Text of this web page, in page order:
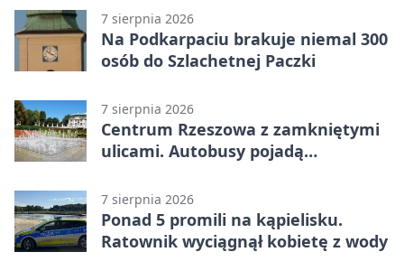
7 sierpnia 2026
Na Podkarpaciu brakuje niemal 300
osób do Szlachetnej Paczki
7 sierpnia 2026
Centrum Rzeszowa z zamkniętymi
ulicami. Autobusy pojadą
7 sierpnia 2026
Ponad 5 promili na kąpielisku.
Ratownik wyciągnął kobietę z wody